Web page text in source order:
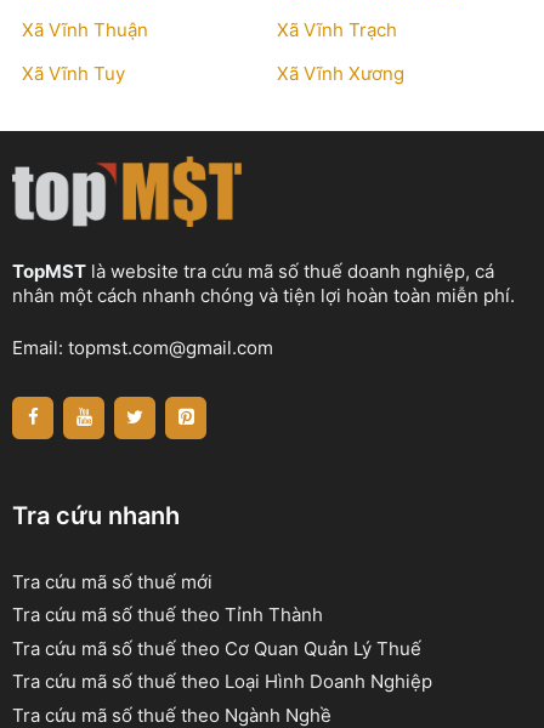
Xã Vĩnh Thuận
Xã Vĩnh Trạch
Xã Vĩnh Tuy
Xã Vĩnh Xương
TopMST là website tra cứu mã số thuế doanh nghiệp, cá
nhân một cách nhanh chóng và tiện lợi hoàn toàn miễn phí.
Email: topmst.com@gmail.com
Tra cứu nhanh
Tra cứu mã số thuế mới
Tra cứu mã số thuế theo Tỉnh Thành
Tra cứu mã số thuế theo Cơ Quan Quản Lý Thuế
Tra cứu mã số thuế theo Loại Hình Doanh Nghiệp
Tra cứu mã số thuế theo Ngành Nghề